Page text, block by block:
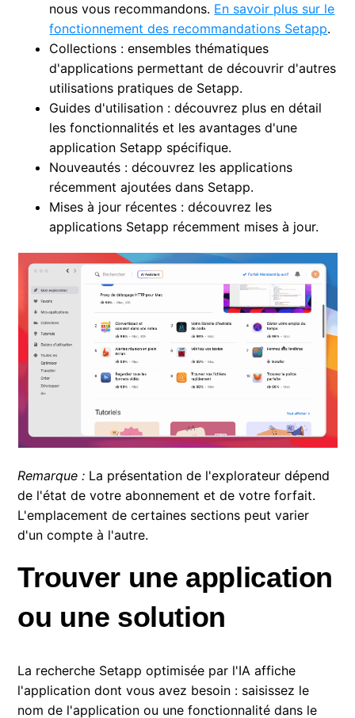
nous vous recommandons. En savoir plus sur le
fonctionnement des recommandations Setapp.
Collections : ensembles thématiques
d'applications permettant de découvrir d'autres
utilisations pratiques de Setapp.
Guides d'utilisation : découvrez plus en détail
les fonctionnalités et les avantages d'une
application Setapp spécifique.
Nouveautés : découvrez les applications
récemment ajoutées dans Setapp.
Mises à jour récentes : découvrez les
applications Setapp récemment mises à jour.
Remarque : La présentation de l'explorateur dépend
de l'état de votre abonnement et de votre forfait.
L'emplacement de certaines sections peut varier
d'un compte à l'autre.
Trouver une application
ou une solution
La recherche Setapp optimisée par l'IA affiche
l'application dont vous avez besoin : saisissez le
nom de l'application ou une fonctionnalité dans le